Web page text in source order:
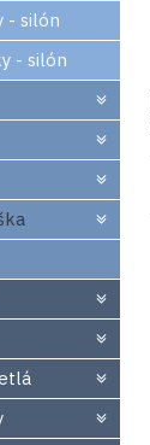
- silón
- silón